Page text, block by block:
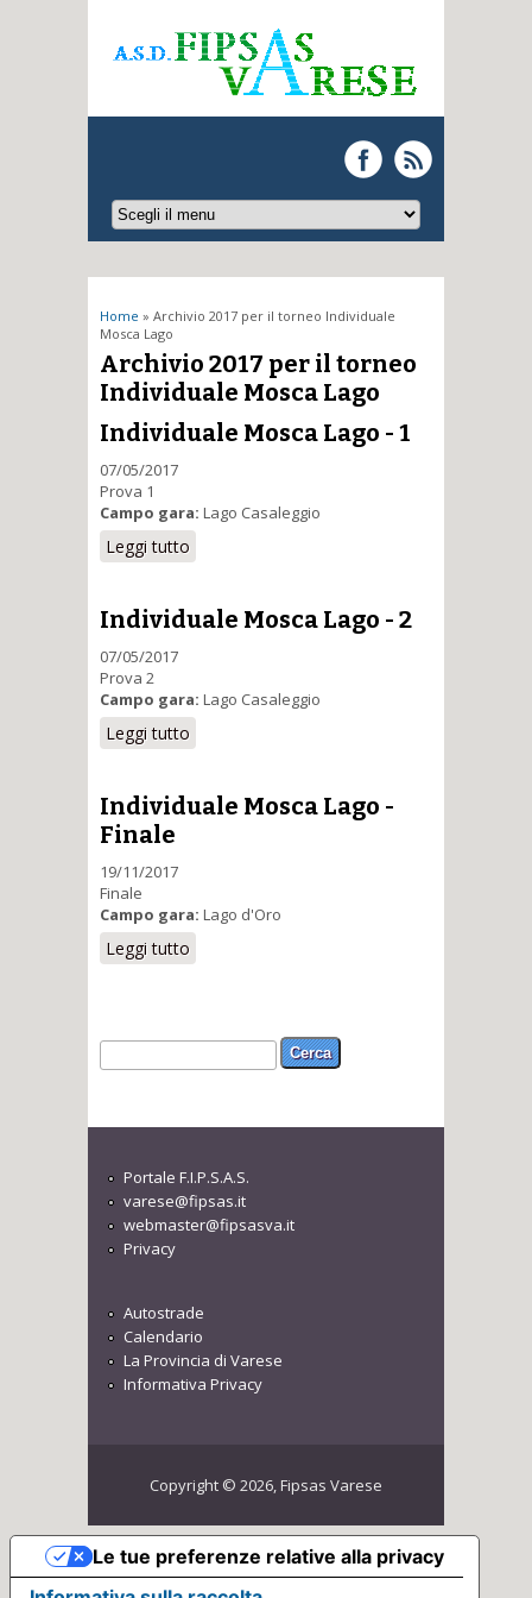
Tu sei qui
Home » Archivio 2017 per il torneo Individuale
Mosca Lago
Archivio 2017 per il torneo
Individuale Mosca Lago
Individuale Mosca Lago - 1
07/05/2017
Prova 1
Campo gara: Lago Casaleggio
Leggi tutto
Individuale Mosca Lago - 2
07/05/2017
Prova 2
Campo gara: Lago Casaleggio
Leggi tutto
Individuale Mosca Lago -
Finale
19/11/2017
Finale
Campo gara: Lago d'Oro
Leggi tutto
Finale
Form di ricerca
Cerca
Portale F.I.P.S.A.S.
varese@fipsas.it
webmaster@fipsasva.it
Privacy
Autostrade
Calendario
La Provincia di Varese
Informativa Privacy
Copyright © 2026, Fipsas Varese
Le tue preferenze relative alla privacy